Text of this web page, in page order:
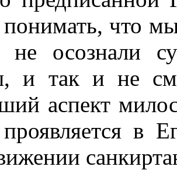
что
осознали
и так и не
аспект
в